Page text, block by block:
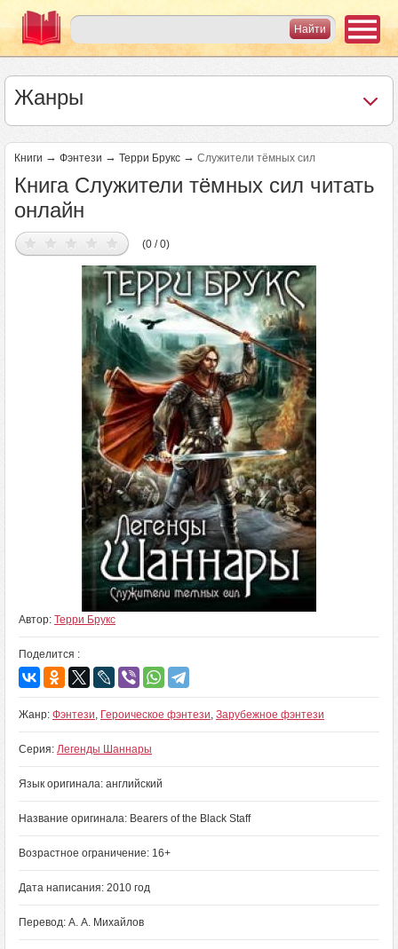
Жанры
Книги → Фэнтези → Терри Брукс → Служители тёмных сил
Книга Служители тёмных сил читать
онлайн
(0 / 0)
Автор: Терри Брукс
Поделится :
Жанр: Фэнтези, Героическое фэнтези, Зарубежное фэнтези
Серия: Легенды Шаннары
Язык оригинала: английский
Название оригинала: Bearers of the Black Staff
Возрастное ограничение: 16+
Дата написания: 2010 год
Перевод: А. А. Михайлов